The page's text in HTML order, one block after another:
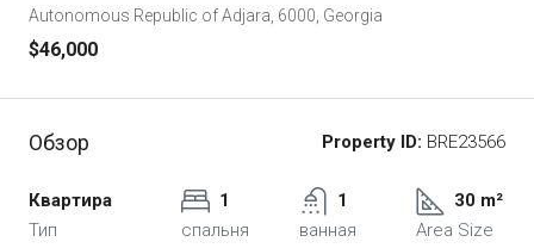
Autonomous Republic of Adjara, 6000, Georgia
$46,000
Обзор Property ID: BRE23566
Квартира
Тип
1
спальня
1
ванная
30 m²
Area Size